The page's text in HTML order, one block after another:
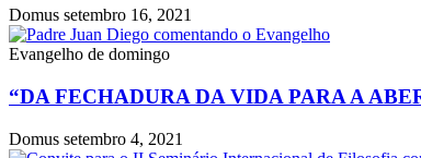
Domus setembro 16, 2021
Evangelho de domingo
“DA FECHADURA DA VIDA PARA A
Domus setembro 4, 2021